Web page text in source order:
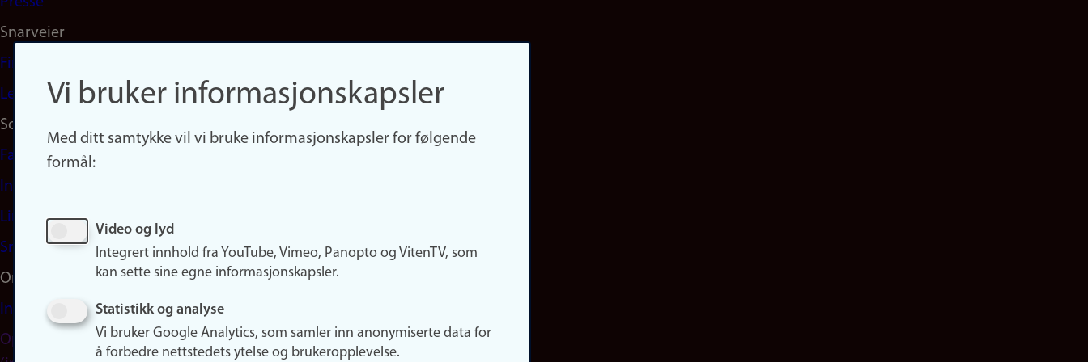
Snarveier
Finn studier
Ledige stillinger
Sosiale medier
Facebook
Instagram
LinkedIn
Snapchat
Om nettstedet
Informasjonskapsler
Oppdater samtykke
Vi bruker informasjonskapsler
Med ditt samtykke vil vi bruke informasjonskapsler for følgende
formål:
Video og lyd
Integrert innhold fra YouTube, Vimeo, Panopto og VitenTV, som
kan sette sine egne informasjonskapsler.
Statistikk og analyse
Vi bruker Google Analytics, som samler inn anonymiserte data for
å forbedre nettstedets ytelse og brukeropplevelse.